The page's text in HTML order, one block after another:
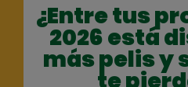
¿Entre tus
2026 está
más pelis y